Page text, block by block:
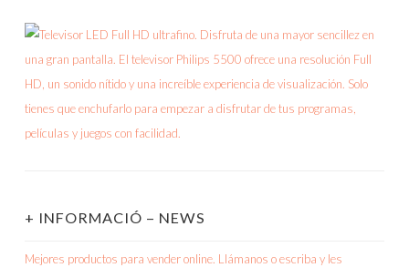
+ INFORMACIÓ – NEWS
Mejores productos para vender online. Llámanos o escriba y les